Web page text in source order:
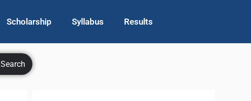
Scholarship Syllabus Results
Search